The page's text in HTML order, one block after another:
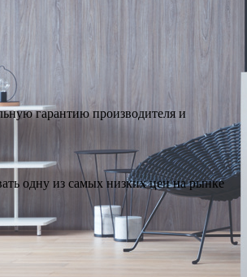
гарантию производителя и
одну из самых низких цен на рынке